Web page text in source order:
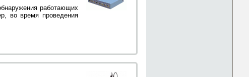
работающих
во время проведения